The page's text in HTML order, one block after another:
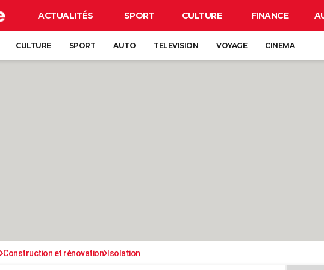
ACTUALITÉS SPORT CULTURE FINANCE
CULTURE SPORT AUTO TELEVISION VOYAGE CINEMA
Construction et rénovation Isolation